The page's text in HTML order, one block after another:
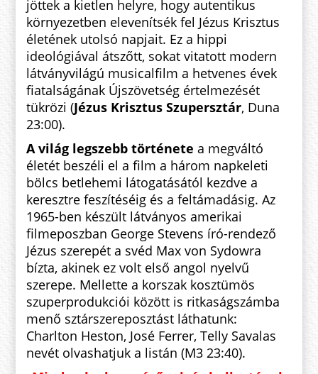
jöttek a kietlen helyre, hogy autentikus
környezetben elevenítsék fel Jézus Krisztus
életének utolsó napjait. Ez a hippi
ideológiával átszőtt, sokat vitatott modern
látványvilágú musicalfilm a hetvenes évek
fiatalságának Újszövetség értelmezését
tükrözi (Jézus Krisztus Szupersztár, Duna
23:00).
A világ legszebb történetea megváltó
életét beszéli el a film a három napkeleti
bölcs betlehemi látogatásától kezdve a
keresztre feszítéséig és a feltámadásig. Az
1965-ben készült látványos amerikai
filmeposzban George Stevens író-rendező
Jézus szerepét a svéd Max von Sydowra
bízta, akinek ez volt első angol nyelvű
szerepe. Mellette a korszak kosztümös
szuperprodukciói között is ritkaságszámba
menő sztárszereposztást láthatunk:
Charlton Heston, José Ferrer, Telly Savalas
nevét olvashatjuk a listán (M3 23:40).